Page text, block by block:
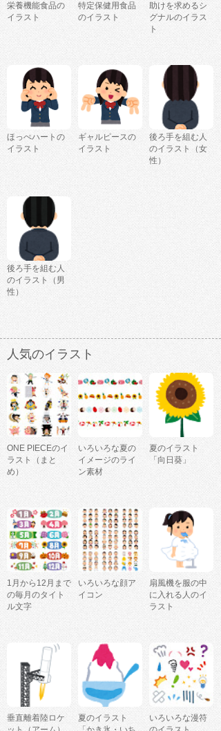
栄養機能食品の
イラスト
特定保健用食品
のイラスト
助けを求めるシ
グナルのイラス
ト
ほっぺハートの
イラスト
ギャルピースの
イラスト
後ろ手を組む人
のイラスト（女
性）
後ろ手を組む人
のイラスト（男
性）
人気のイラスト
ONE PIECEのイ
ラスト（まと
め）
いろいろな夏の
イメージのライ
ン素材
夏のイラスト
「向日葵」
1月から12月まで
の毎月のタイト
ル文字
いろいろな顔ア
イコン
扇風機を服の中
に入れる人のイ
ラスト
垂直離着陸ロケ
夏のイラスト
いろいろな漫符